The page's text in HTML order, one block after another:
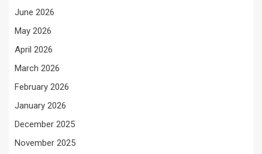
June 2026
May 2026
April 2026
March 2026
February 2026
January 2026
December 2025
November 2025